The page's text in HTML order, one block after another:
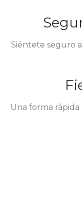
Siéntete seguro
Una forma